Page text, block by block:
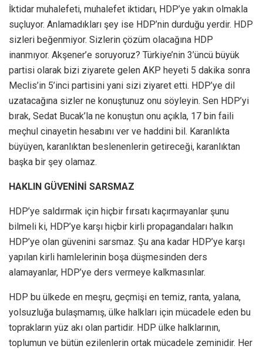
İktidar muhalefeti, muhalefet iktidarı, HDP’ye yakın olmakla
suçluyor. Anlamadıkları şey ise HDP’nin durduğu yerdir. HDP
sizleri beğenmiyor. Sizlerin çözüm olacağına HDP
inanmıyor. Akşener’e soruyoruz? Türkiye’nin 3’üncü büyük
partisi olarak bizi ziyarete gelen AKP heyeti 5 dakika sonra
Meclis’in 5’inci partisini yani sizi ziyaret etti. HDP’ye dil
uzatacağına sizler ne konuştunuz onu söyleyin. Sen HDP’yi
bırak, Sedat Bucak’la ne konuştun onu açıkla, 17 bin faili
meçhul cinayetin hesabını ver ve haddini bil. Karanlıkta
büyüyen, karanlıktan beslenenlerin getireceği, karanlıktan
başka bir şey olamaz.
HAKLIN GÜVENİNİ SARSMAZ
HDP’ye saldırmak için hiçbir fırsatı kaçırmayanlar şunu
bilmeli ki, HDP’ye karşı hiçbir kirli propagandaları halkın
HDP’ye olan güvenini sarsmaz. Şu ana kadar HDP’ye karşı
yapılan kirli hamlelerinin boşa düşmesinden ders
alamayanlar, HDP’ye ders vermeye kalkmasınlar.
HDP bu ülkede en meşru, geçmişi en temiz, ranta, yalana,
yolsuzluğa bulaşmamış, ülke halkları için mücadele eden bu
toprakların yüz akı olan partidir. HDP ülke halklarının,
toplumun ve bütün ezilenlerin ortak mücadele zeminidir. Her